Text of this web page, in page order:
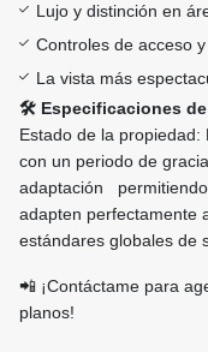
Lujo y distinción en
Controles de acceso
La vista más
🛠️ Especificaciones de
Estado de la propiedad:
con un periodo de
adaptación
adapten perfectamente
estándares globales de
📲 ¡Contáctame para
planos!